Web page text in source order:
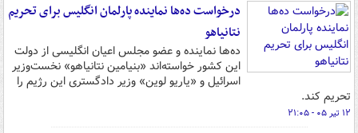
درخواست ده‌ها نماینده پارلمان انگلیس برای تحریم
نتانیاهو
ده‌ها نماینده و عضو مجلس اعیان انگلیسی از دولت
این کشور خواسته‌اند «بنیامین نتانیاهو» نخست‌وزیر
اسرائیل و «یاریو لوین» وزیر دادگستری این رژیم را
تحریم کند.
۱۲ تیر ۰۵ - ۲۱:۰۵